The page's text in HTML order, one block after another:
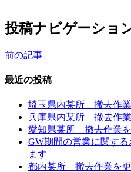
投稿ナビゲーショ
前の記事
最近の投稿
埼玉県内某所 撤去作
兵庫県内某所 撤去作
愛知県某所 撤去作業
GW期間の営業に関する
ます
都内某所 撤去作業を